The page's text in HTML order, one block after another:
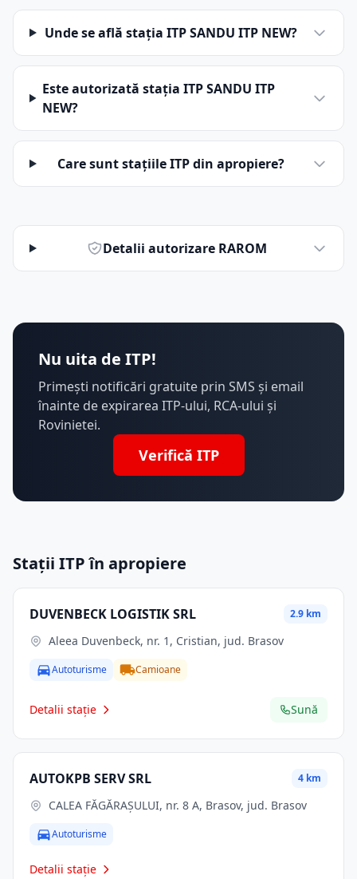
Unde se află stația ITP SANDU ITP NEW?
Este autorizată stația ITP SANDU ITP
NEW?
Care sunt stațiile ITP din apropiere?
Detalii autorizare RAROM
Nu uita de ITP!
Primești notificări gratuite prin SMS și email
înainte de expirarea ITP-ului, RCA-ului și
Rovinietei.
Verifică ITP
Stații ITP în apropiere
DUVENBECK LOGISTIK SRL 2.9 km
Aleea Duvenbeck, nr. 1, Cristian, jud. Brasov
Autoturisme Camioane
Detalii stație Sună
AUTOKPB SERV SRL 4 km
CALEA FĂGĂRAŞULUI, nr. 8 A, Brasov, jud. Brasov
Autoturisme
Detalii stație